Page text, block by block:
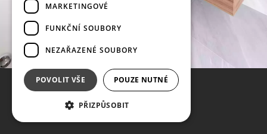
MARKETINGOVÉ
FUNKČNÍ SOUBORY
NEZAŘAZENÉ SOUBORY
POVOLIT VŠE POUZE NUTNÉ
PŘIZPŮSOBIT